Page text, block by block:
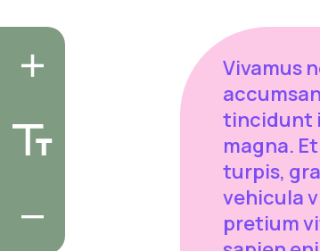
Vivamus
tincidunt
magna.
turpis,
vehicula
pretium